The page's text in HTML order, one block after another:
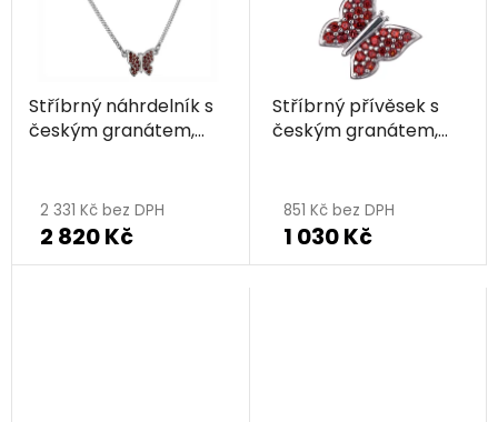
Stříbrný náhrdelník s
českým granátem,
2 331 Kč bez DPH
2 820 Kč
Stříbrný přívěsek s
českým granátem,
851 Kč bez DPH
1 030 Kč